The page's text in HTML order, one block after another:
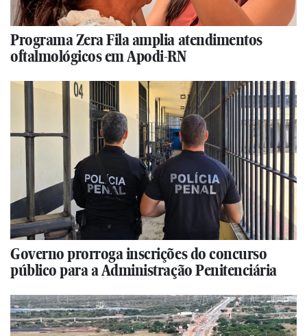
Programa Zera Fila amplia atendimentos
oftalmológicos em Apodi-RN
Governo prorroga inscrições do concurso
público para a Administração Penitenciária